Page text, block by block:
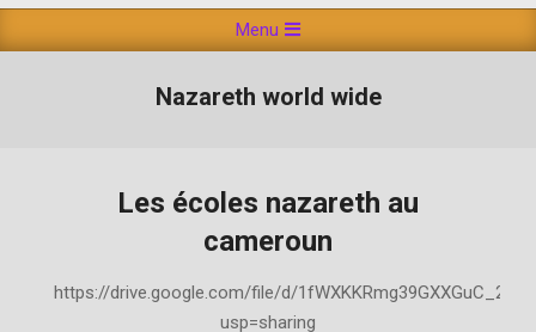
Navigation
Menu
Nazareth world wide
Les écoles nazareth au
cameroun
01-
https://drive.google.com/file/d/
usp=sharing